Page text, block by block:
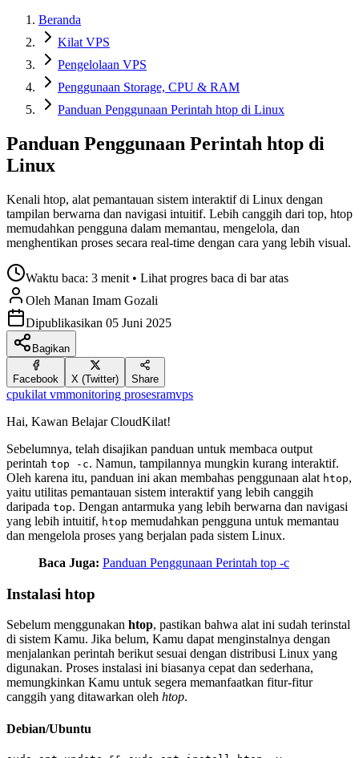
Beranda
Kilat VPS
Pengelolaan VPS
Penggunaan Storage, CPU & RAM
Panduan Penggunaan Perintah htop di Linux
Panduan Penggunaan Perintah htop di
Linux
Kenali htop, alat pemantauan sistem interaktif di Linux dengan
tampilan berwarna dan navigasi intuitif. Lebih canggih dari top, htop
memudahkan pengguna dalam memantau, mengelola, dan
menghentikan proses secara real-time dengan cara yang lebih visual.
Waktu baca: 3 menit • Lihat progres baca di bar atas
Oleh Manan Imam Gozali
Dipublikasikan 05 Juni 2025
Bagikan
Facebook X (Twitter) Share
cpukilat vmmonitoring prosesramvps
Hai, Kawan Belajar CloudKilat!
Sebelumnya, telah disajikan panduan untuk membaca output
perintah top -c. Namun, tampilannya mungkin kurang interaktif.
Oleh karena itu, panduan ini akan membahas penggunaan alat htop,
yaitu utilitas pemantauan sistem interaktif yang lebih canggih
daripada top. Dengan antarmuka yang lebih berwarna dan navigasi
yang lebih intuitif, htop memudahkan pengguna untuk memantau
dan mengelola proses yang berjalan pada sistem Linux.
Baca Juga: Panduan Penggunaan Perintah top -c
Instalasi htop
Sebelum menggunakan htop, pastikan bahwa alat ini sudah terinstal
di sistem Kamu. Jika belum, Kamu dapat menginstalnya dengan
menjalankan perintah berikut sesuai dengan distribusi Linux yang
digunakan. Proses instalasi ini biasanya cepat dan sederhana,
memungkinkan Kamu untuk segera memanfaatkan fitur-fitur
canggih yang ditawarkan oleh htop.
Debian/Ubuntu